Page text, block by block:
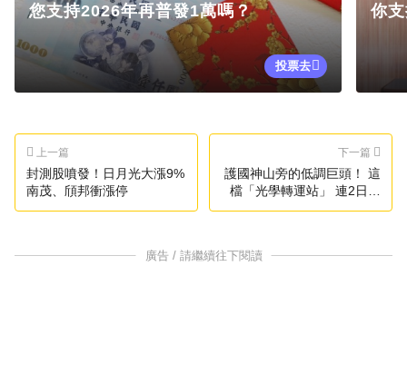
您支持2026年再普發1萬嗎？
投票去
你
上一篇
封測股噴發！日月光大漲9%
南茂、頎邦衝漲停
下一篇
護國神山旁的低調巨頭！ 這
檔「光學轉運站」 連2日漲
停創新高
廣告 / 請繼續往下閱讀